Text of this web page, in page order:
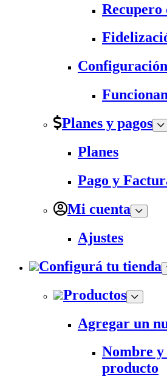
Recupero
Planes y pagos
Planes
Pago y
Mi cuenta
Ajustes
Configurá tu tienda
Productos
Agregar un
Nombre
producto